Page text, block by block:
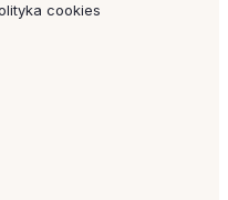
cookies